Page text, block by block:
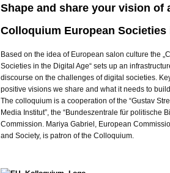
Shape and share your vision
Colloquium European Societies
Based on the idea of European salon culture the
Societies in the Digital Age“ sets up an
discourse on the challenges of digital societies.
positive visions we share and what it needs to
The colloquium is a cooperation of the “Gustav
Media Institut”, the “Bundeszentrale für politische
Commission. Mariya Gabriel, European
and Society, is patron of the Colloquium.